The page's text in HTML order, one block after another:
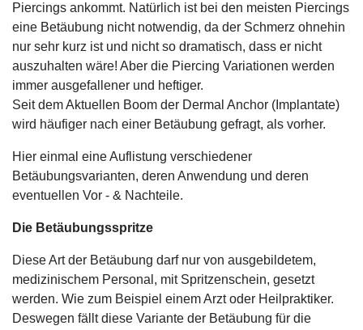
Piercings ankommt. Natürlich ist bei den meisten Piercings
eine Betäubung nicht notwendig, da der Schmerz ohnehin
nur sehr kurz ist und nicht so dramatisch, dass er nicht
auszuhalten wäre! Aber die Piercing Variationen werden
immer ausgefallener und heftiger.
Seit dem Aktuellen Boom der Dermal Anchor (Implantate)
wird häufiger nach einer Betäubung gefragt, als vorher.
Hier einmal eine Auflistung verschiedener
Betäubungsvarianten, deren Anwendung und deren
eventuellen Vor - & Nachteile.
Die Betäubungsspritze
Diese Art der Betäubung darf nur von ausgebildetem,
medizinischem Personal, mit Spritzenschein, gesetzt
werden. Wie zum Beispiel einem Arzt oder Heilpraktiker.
Deswegen fällt diese Variante der Betäubung für die